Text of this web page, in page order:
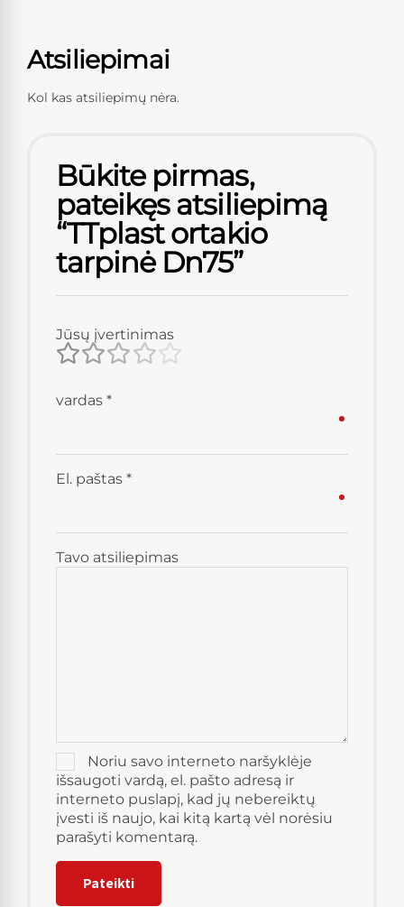
Atsiliepimai
Kol kas atsiliepimų nėra.
Būkite pirmas,
pateikęs atsiliepimą
“TTplast ortakio
tarpinė Dn75”
Jūsų įvertinimas
Tavo atsiliepimas
vardas *
El. paštas *
Noriu savo interneto naršyklėje
išsaugoti vardą, el. pašto adresą ir
interneto puslapį, kad jų nebereiktų
įvesti iš naujo, kai kitą kartą vėl norėsiu
parašyti komentarą.